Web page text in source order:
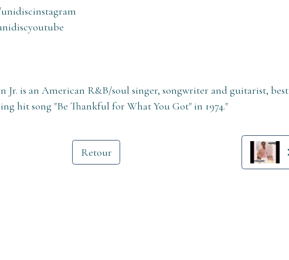
Jr. is an American R&B/soul singer, songwriter and guitarist, best
hit song "Be Thankful for What You Got" in 1974."
Retour